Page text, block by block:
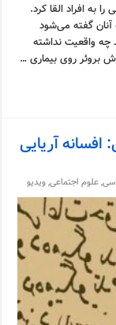
به افراد القا کرد.
آنان گفته می‌شود
چه واقعیت نداشته
بروئر روی بیماری …
افسانه آریایی
,علوم اجتماعی,ویدیو